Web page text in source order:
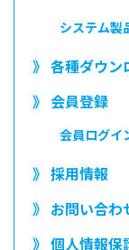
システム製
》 各種ダウン
》 会員登録
会員ログイ
》 採用情報
》 お問い合わ
》 個人情報保